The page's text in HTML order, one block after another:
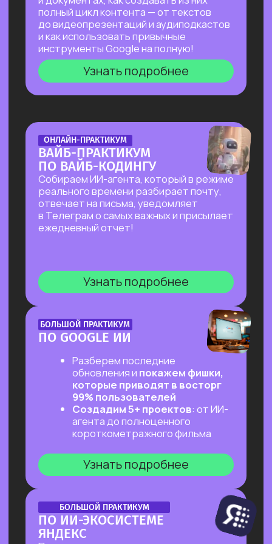
на основе текста и многое другое!
Узнать подробнее
БОЛЬШОЙ ПРАКТИКУМ
ПО СОЗДАНИЮ
ПРЕЗЕНТАЦИЙ С ИИ
и инфографики: без долгой верстки,
сложных программ и навыков в дизайне!
Узнать подробнее
БОЛЬШОЙ ПРАКТИКУМ
ПО ИИ-АГЕНТУ PERPLEXITY
COMPUTER
На реальных задачах покажем, на что
Узнать подробнее
ОНЛАЙН-ПРАКТИКУМ
ПЕРВЫЙ ПРАКТИКУМ
ПО ВАЙБКОДИНГУ
КТО «НЕ ТЕХНАРЬ»
Обещаем: за 2 часа переведем тебя
из точки «Это точно не для меня»
в точку «Я тоже могу вайб-кодить!»
Узнать подробнее
ПОДРАБОТКА НА ИИ
ДЛЯ КАЖДОГО
Разберем, на каких задачах можно
выстроить стабильную подработку
от 30 т.р. с помощью простых ИИ-
✔ Без технического бэкграунда
✔ Без смены профессии и опыта
во фрилансе
✔ Даже если есть всего 2 часа в день